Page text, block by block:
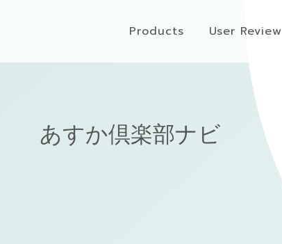
Products User Review
あすか倶楽部ナビ